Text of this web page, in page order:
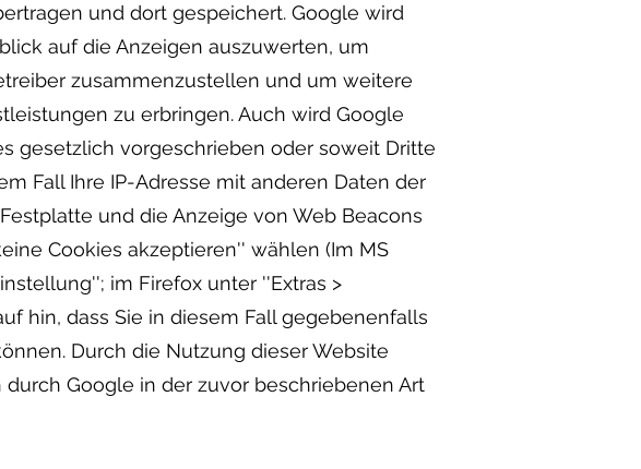
und dort gespeichert. Google wird
auf die Anzeigen auszuwerten, um
zusammenzustellen und um weitere
zu erbringen. Auch wird Google
gesetzlich vorgeschrieben oder soweit Dritte
Fall Ihre IP-Adresse mit anderen Daten der
und die Anzeige von Web Beacons
Cookies akzeptieren'' wählen (Im MS
im Firefox unter ''Extras >
hin, dass Sie in diesem Fall gegebenenfalls
Durch die Nutzung dieser Website
Google in der zuvor beschriebenen Art